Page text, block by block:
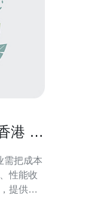
港 的
需把成本
性能收
提供实